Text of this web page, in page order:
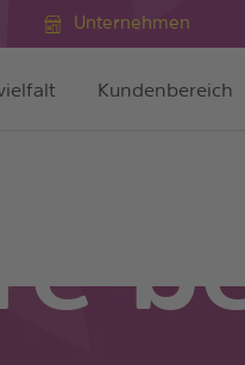
Unternehmen
Kundenbereich